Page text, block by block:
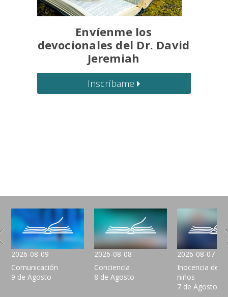
Envíenme los
devocionales del Dr. David
Jeremiah
Inscríbame
2026-08-09
Comunicación
9 de Agosto
2026-08-08
Conciencia
8 de Agosto
2026-08-07
Inocencia de
niños
7 de Agosto